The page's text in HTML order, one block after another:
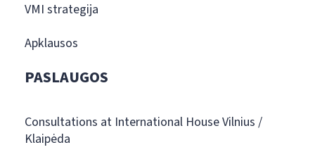
VMI strategija
Apklausos
PASLAUGOS
Consultations at International House Vilnius /
Klaipėda